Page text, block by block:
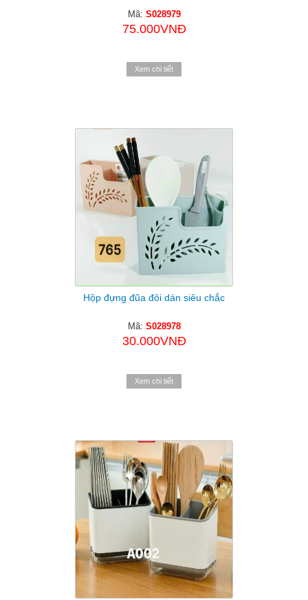
Mã: S028979
75.000VNĐ
Xem chi tiết
Hộp đựng đũa đôi dán siêu chắc
Mã: S028978
30.000VNĐ
Xem chi tiết